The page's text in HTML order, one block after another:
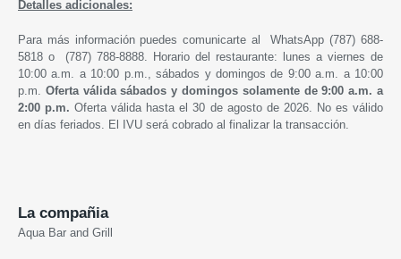
Detalles adicionales:
Para más información puedes comunicarte al WhatsApp (787) 688-
5818 o (787) 788-8888. Horario del restaurante: lunes a viernes de
10:00 a.m. a 10:00 p.m., sábados y domingos de 9:00 a.m. a 10:00
p.m. Oferta válida sábados y domingos solamente de 9:00 a.m. a
2:00 p.m.Oferta válida hasta el 30 de agosto de 2026. No es válido
en días feriados. El IVU será cobrado al finalizar la transacción.
La compañia
Aqua Bar and Grill